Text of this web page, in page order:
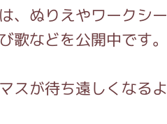
、ぬりえやワークシ
歌などを公開中です。
スが待ち遠しくなる
ォメーション
・コンサート